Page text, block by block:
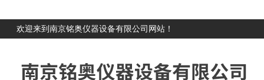
欢迎来到南京铭奥仪器设备有限公司网站！